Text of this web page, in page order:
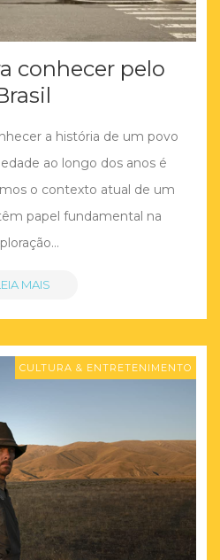
conhecer pelo
a história de um povo
ao longo dos anos é
o contexto atual de um
papel fundamental na
MAIS
CULTURA & ENTRETENIMENTO